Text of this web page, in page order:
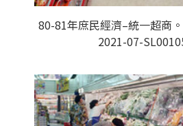
80-81年庶民經濟–統一超商
2021-07-